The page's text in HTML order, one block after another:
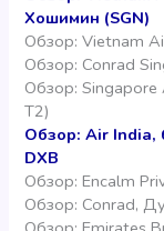
Хошимин (SGN)
Обзор: Vietnam
Обзор: Conrad
Обзор: Singapore
T2)
Обзор: Air India,
DXB
Обзор: Encalm
Обзор: Conrad,